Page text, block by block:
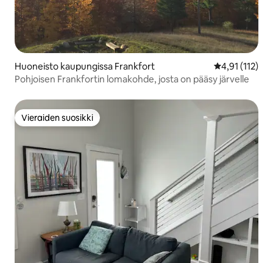
Huoneisto kaupungissa Frankfort
4,91 (112)
Pohjoisen Frankfortin lomakohde, josta on pääsy järvelle
Vieraiden suosikki
Vieraiden suosikki